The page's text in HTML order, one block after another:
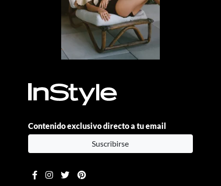
Contenido exclusivo directo a tu email
Suscribirse